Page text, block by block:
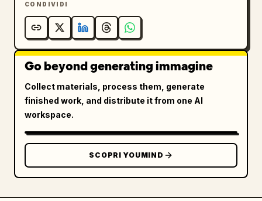
CONDIVIDI
Go beyond generating immagine
Collect materials, process them, generate
finished work, and distribute it from one AI
workspace.
SCOPRI YOUMIND